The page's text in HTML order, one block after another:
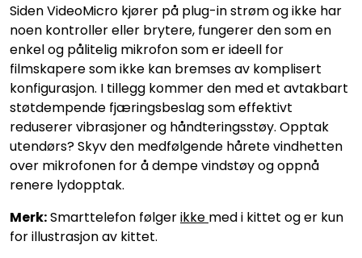
Siden VideoMicro kjører på plug-in strøm og ikke har
noen kontroller eller brytere, fungerer den som en
enkel og pålitelig mikrofon som er ideell for
filmskapere som ikke kan bremses av komplisert
konfigurasjon. I tillegg kommer den med et avtakbart
støtdempende fjæringsbeslag som effektivt
reduserer vibrasjoner og håndteringsstøy. Opptak
utendørs? Skyv den medfølgende hårete vindhetten
over mikrofonen for å dempe vindstøy og oppnå
renere lydopptak.
Merk:Smarttelefon følgerikke med i kittet og er kun
for illustrasjon av kittet.